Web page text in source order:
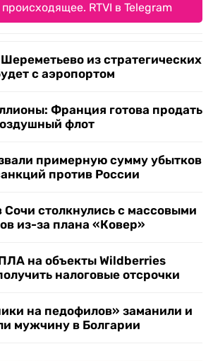
RTVI в Telegram
из стратегических
с аэропортом
Франция готова продать
флот
примерную сумму убытков
против России
столкнулись с массовыми
из-за плана «Ковер»
на объекты Wildberries
налоговые отсрочки
на педофилов» заманили и
мужчину в Болгарии